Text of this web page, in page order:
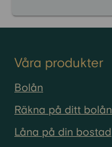
Våra produkter
Bolån
Räkna på ditt bolån
Låna på din bostad